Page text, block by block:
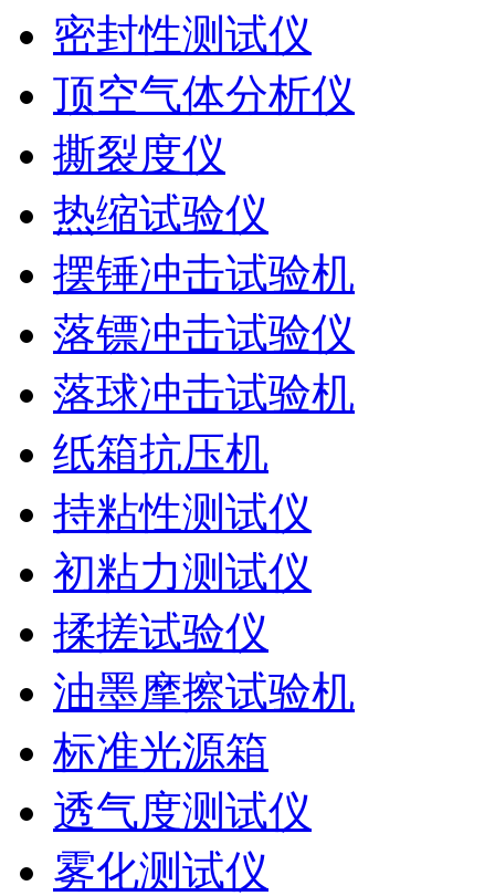
密封性测试仪
顶空气体分析仪
撕裂度仪
热缩试验仪
摆锤冲击试验机
落镖冲击试验仪
落球冲击试验机
纸箱抗压机
持粘性测试仪
初粘力测试仪
揉搓试验仪
油墨摩擦试验机
标准光源箱
透气度测试仪
雾化测试仪